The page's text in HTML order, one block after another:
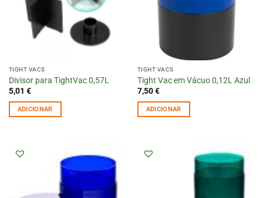
TIGHT VACS
Divisor para TightVac 0,57L
5,01 €
ADICIONAR
TIGHT VACS
Tight Vac em Vácuo 0,12L Azul
7,50€
ADICIONAR